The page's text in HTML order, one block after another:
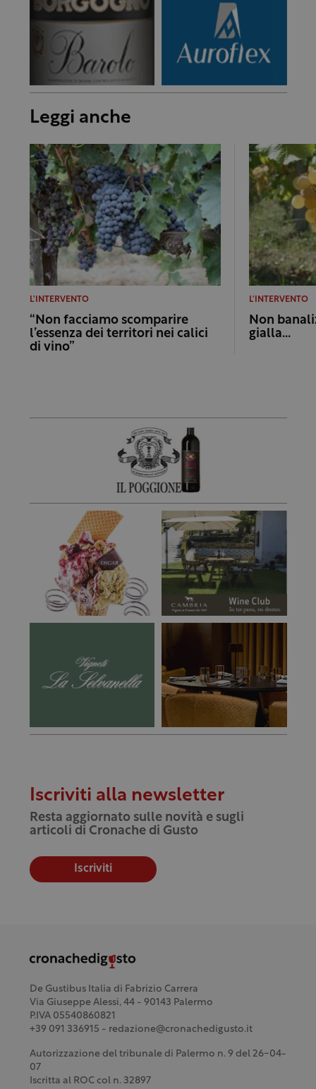
Leggi anche
L'INTERVENTO
“Non facciamo scomparire
l’essenza dei territori nei calici
di vino”
L'INTERVENTO
Non
gialla…
Iscriviti alla newsletter
Resta aggiornato sulle novità e sugli
articoli di Cronache di Gusto
Iscriviti
De Gustibus Italia di Fabrizio Carrera
Via Giuseppe Alessi, 44 - 90143 Palermo
P.IVA 05540860821
+39 091 336915 - redazione@cronachedigusto.it
Autorizzazione del tribunale di Palermo n. 9 del 26-04-
07
Iscritta al ROC col n. 32897